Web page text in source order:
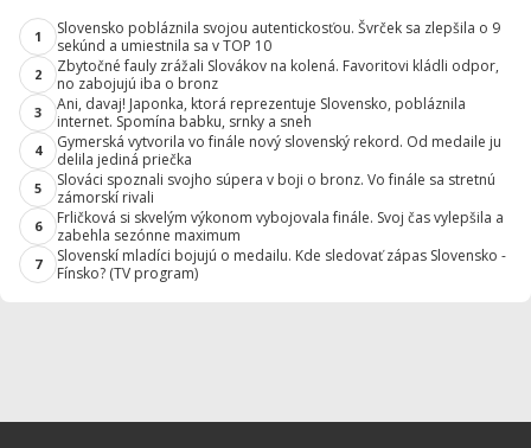
1
Slovensko pobláznila svojou autentickosťou. Švrček sa zlepšila o 9
sekúnd a umiestnila sa v TOP 10
2
Zbytočné fauly zrážali Slovákov na kolená. Favoritovi kládli odpor,
no zabojujú iba o bronz
3
Ani, davaj! Japonka, ktorá reprezentuje Slovensko, pobláznila
internet. Spomína babku, srnky a sneh
4
Gymerská vytvorila vo finále nový slovenský rekord. Od medaile ju
delila jediná priečka
5
Slováci spoznali svojho súpera v boji o bronz. Vo finále sa stretnú
zámorskí rivali
6
Frličková si skvelým výkonom vybojovala finále. Svoj čas vylepšila a
zabehla sezónne maximum
7
Slovenskí mladíci bojujú o medailu. Kde sledovať zápas Slovensko -
Fínsko? (TV program)